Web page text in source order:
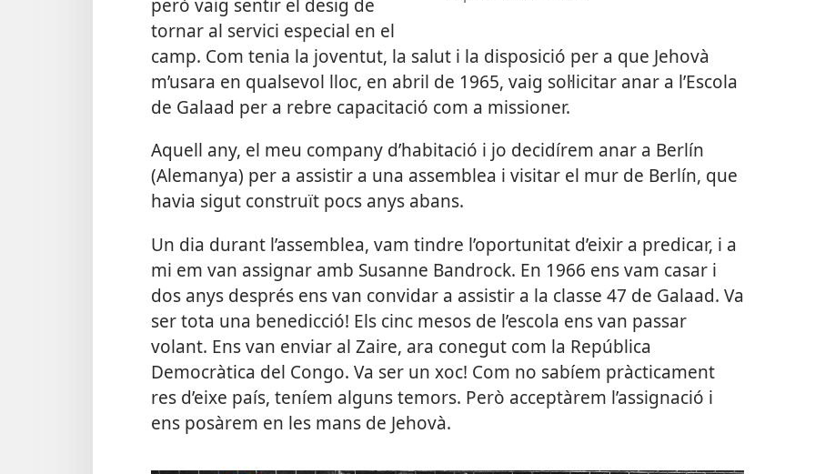
però vaig sentir el desig de
tornar al servici especial en el
camp. Com tenia la joventut, la salut i la disposició per a que Jehovà
m’usara en qualsevol lloc, en abril de 1965, vaig sol·licitar anar a l’Escola
de Galaad per a rebre capacitació com a missioner.
Aquell any, el meu company d’habitació i jo decidírem anar a Berlín
(Alemanya) per a assistir a una assemblea i visitar el mur de Berlín, que
havia sigut construït pocs anys abans.
Un dia durant l’assemblea, vam tindre l’oportunitat d’eixir a predicar, i a
mi em van assignar amb Susanne Bandrock. En 1966 ens vam casar i
dos anys després ens van convidar a assistir a la classe 47 de Galaad. Va
ser tota una benedicció! Els cinc mesos de l’escola ens van passar
volant. Ens van enviar al Zaire, ara conegut com la República
Democràtica del Congo. Va ser un xoc! Com no sabíem pràcticament
res d’eixe país, teníem alguns temors. Però acceptàrem l’assignació i
ens posàrem en les mans de Jehovà.